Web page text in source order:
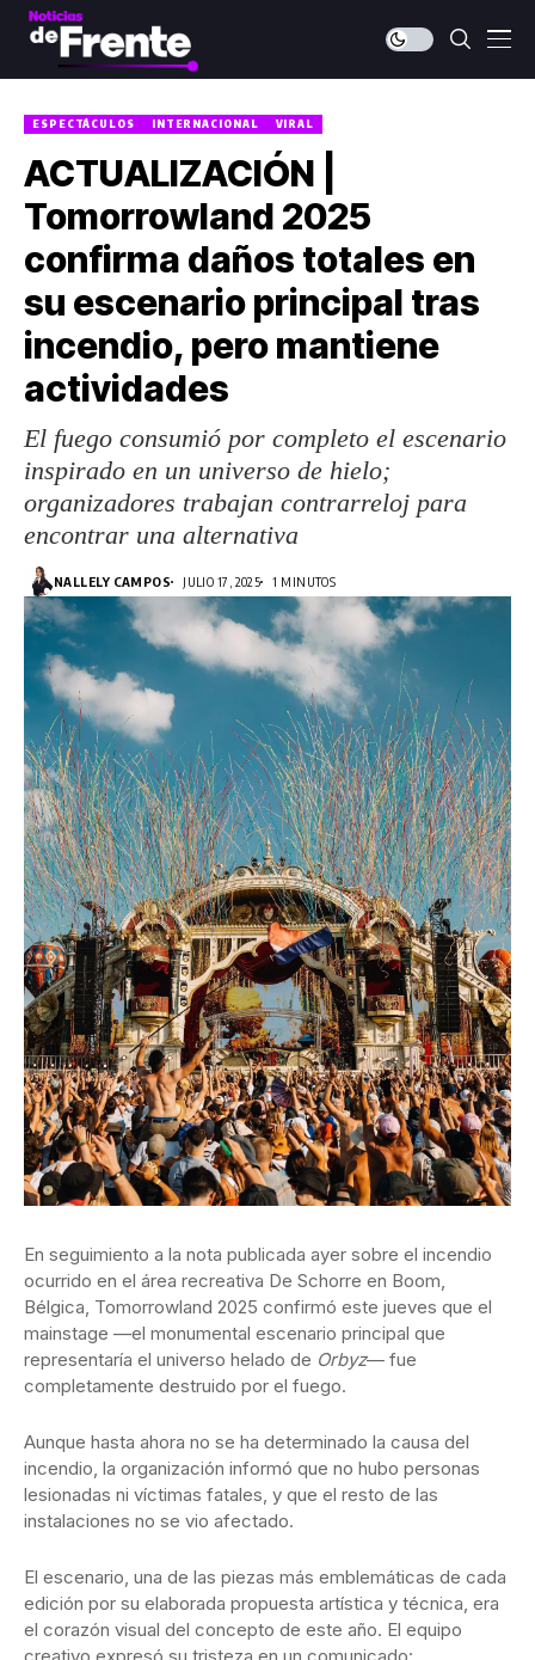
ESPECTÁCULOS INTERNACIONAL VIRAL
ACTUALIZACIÓN |
Tomorrowland 2025
confirma daños totales en
su escenario principal tras
incendio, pero mantiene
actividades
El fuego consumió por completo el escenario
inspirado en un universo de hielo;
organizadores trabajan contrarreloj para
encontrar una alternativa
NALLELY CAMPOS JULIO 17, 2025 1 MINUTOS
En seguimiento a la nota publicada ayer sobre el incendio
ocurrido en el área recreativa De Schorre en Boom,
Bélgica, Tomorrowland 2025 confirmó este jueves que el
mainstage —el monumental escenario principal que
representaría el universo helado de Orbyz— fue
completamente destruido por el fuego.
Aunque hasta ahora no se ha determinado la causa del
incendio, la organización informó que no hubo personas
lesionadas ni víctimas fatales, y que el resto de las
instalaciones no se vio afectado.
El escenario, una de las piezas más emblemáticas de cada
edición por su elaborada propuesta artística y técnica, era
el corazón visual del concepto de este año. El equipo